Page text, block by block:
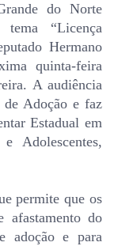
do Norte
“Licença
Hermano
quinta-feira
A audiência
de Adoção e faz
Estadual em
Adolescentes,
permite que os
afastamento do
adoção e para